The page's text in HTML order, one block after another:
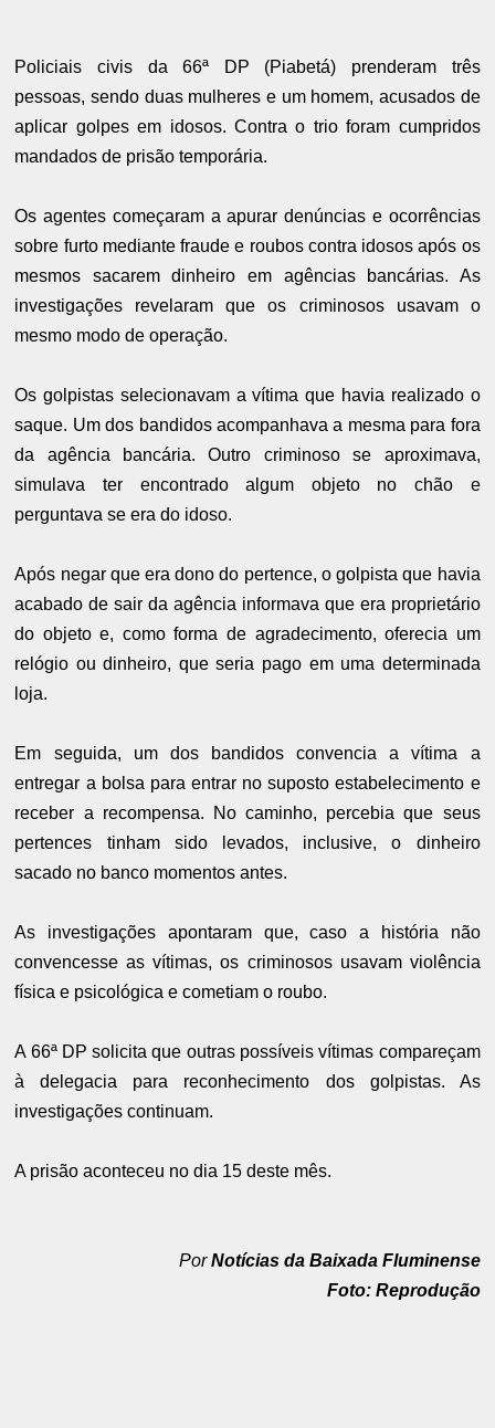
Policiais civis da 66ª DP (Piabetá) prenderam três
pessoas, sendo duas mulheres e um homem, acusados de
aplicar golpes em idosos. Contra o trio foram cumpridos
mandados de prisão temporária.
Os agentes começaram a apurar denúncias e ocorrências
sobre furto mediante fraude e roubos contra idosos após os
mesmos sacarem dinheiro em agências bancárias. As
investigações revelaram que os criminosos usavam o
mesmo modo de operação.
Os golpistas selecionavam a vítima que havia realizado o
saque. Um dos bandidos acompanhava a mesma para fora
da agência bancária. Outro criminoso se aproximava,
simulava ter encontrado algum objeto no chão e
perguntava se era do idoso.
Após negar que era dono do pertence, o golpista que havia
acabado de sair da agência informava que era proprietário
do objeto e, como forma de agradecimento, oferecia um
relógio ou dinheiro, que seria pago em uma determinada
loja.
Em seguida, um dos bandidos convencia a vítima a
entregar a bolsa para entrar no suposto estabelecimento e
receber a recompensa. No caminho, percebia que seus
pertences tinham sido levados, inclusive, o dinheiro
sacado no banco momentos antes.
As investigações apontaram que, caso a história não
convencesse as vítimas, os criminosos usavam violência
física e psicológica e cometiam o roubo.
A 66ª DP solicita que outras possíveis vítimas compareçam
à delegacia para reconhecimento dos golpistas. As
investigações continuam.
A prisão aconteceu no dia 15 deste mês.
PorNotícias da Baixada Fluminense
Foto: Reprodução